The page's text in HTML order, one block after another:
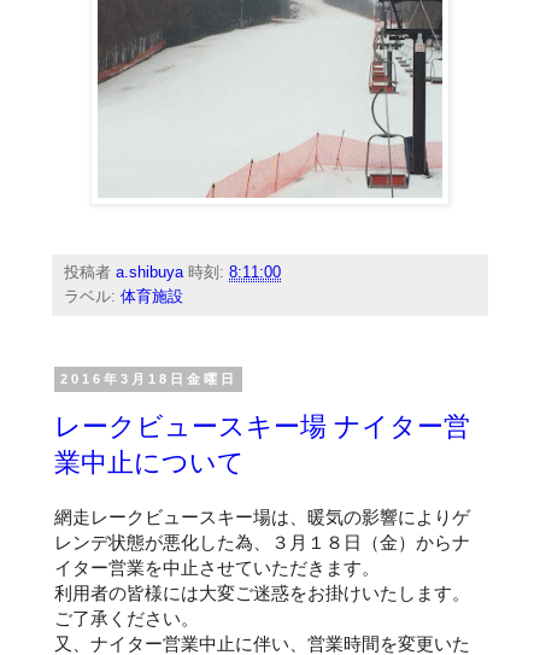
投稿者a.shibuya 時刻:8:11:00
ラベル:体育施設
2016年3月18日金曜日
レークビュースキー場 ナイター営
業中止について
網走レークビュースキー場は、暖気の影響によりゲ
レンデ状態が悪化した為、３月１８日（金）からナ
イター営業を中止させていただきます。
利用者の皆様には大変ご迷惑をお掛けいたします。
ご了承ください。
又、ナイター営業中止に伴い、営業時間を変更いた